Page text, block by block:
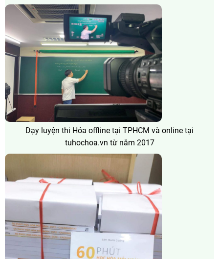
Dạy luyện thi Hóa offline tại TPHCM và online tại
tuhochoa.vn từ năm 2017